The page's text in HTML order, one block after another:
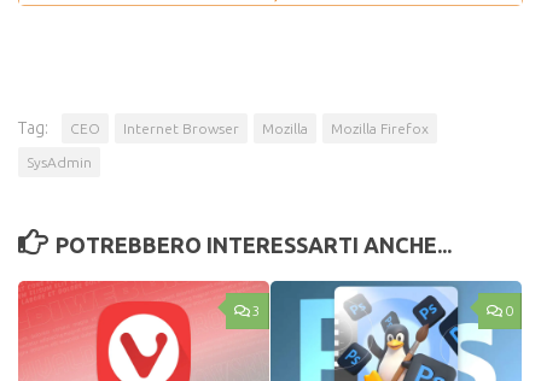
Tag: CEO Internet Browser Mozilla Mozilla Firefox
SysAdmin
POTREBBERO INTERESSARTI ANCHE...
3 0